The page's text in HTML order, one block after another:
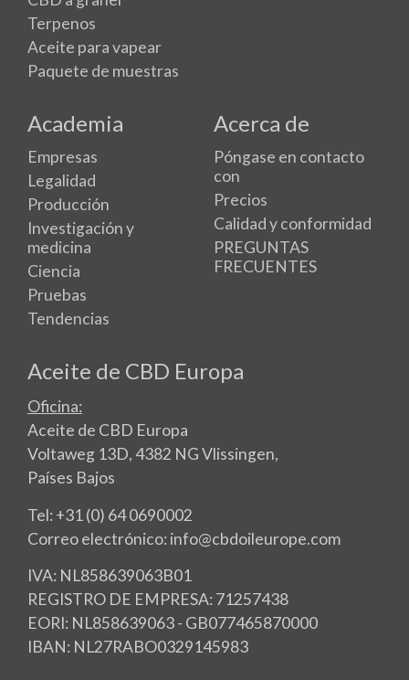
Terpenos
Aceite para vapear
Paquete de muestras
Academia
Empresas
Legalidad
Producción
Investigación y
medicina
Ciencia
Pruebas
Tendencias
Acerca de
Póngase en contacto
con
Precios
Calidad y conformidad
PREGUNTAS
FRECUENTES
Aceite de CBD Europa
Oficina:
Aceite de CBD Europa
Voltaweg 13D, 4382 NG Vlissingen,
Países Bajos
Tel: +31 (0) 64 0690002
Correo electrónico: info@cbdoileurope.com
IVA: NL858639063B01
REGISTRO DE EMPRESA: 71257438
EORI: NL858639063 - GB077465870000
IBAN: NL27RABO0329145983